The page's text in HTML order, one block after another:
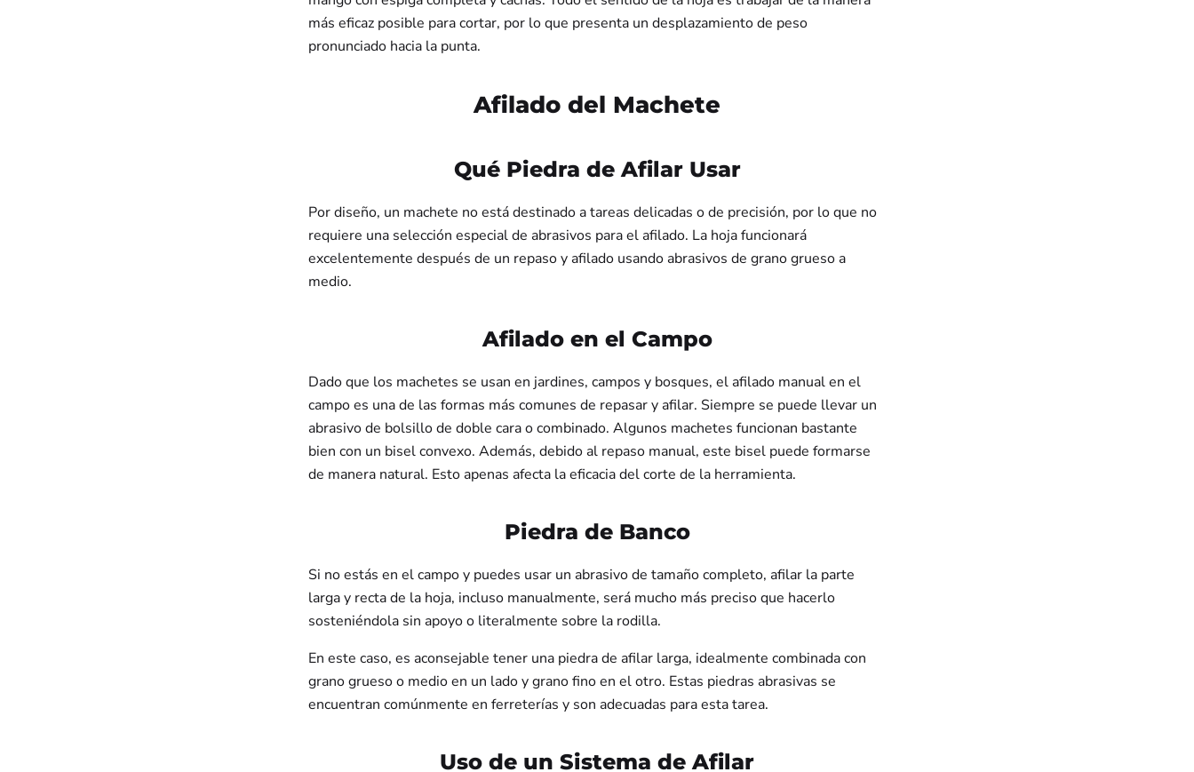
más eficaz posible para cortar, por lo que presenta un desplazamiento de peso
pronunciado hacia la punta.
Afilado del Machete
Qué Piedra de Afilar Usar
Por diseño, un machete no está destinado a tareas delicadas o de precisión, por lo que no
requiere una selección especial de abrasivos para el afilado. La hoja funcionará
excelentemente después de un repaso y afilado usando abrasivos de grano grueso a
medio.
Afilado en el Campo
Dado que los machetes se usan en jardines, campos y bosques, el afilado manual en el
campo es una de las formas más comunes de repasar y afilar. Siempre se puede llevar un
abrasivo de bolsillo de doble cara o combinado. Algunos machetes funcionan bastante
bien con un bisel convexo. Además, debido al repaso manual, este bisel puede formarse
de manera natural. Esto apenas afecta la eficacia del corte de la herramienta.
Piedra de Banco
Si no estás en el campo y puedes usar un abrasivo de tamaño completo, afilar la parte
larga y recta de la hoja, incluso manualmente, será mucho más preciso que hacerlo
sosteniéndola sin apoyo o literalmente sobre la rodilla.
En este caso, es aconsejable tener una piedra de afilar larga, idealmente combinada con
grano grueso o medio en un lado y grano fino en el otro. Estas piedras abrasivas se
encuentran comúnmente en ferreterías y son adecuadas para esta tarea.
Uso de un Sistema de Afilar